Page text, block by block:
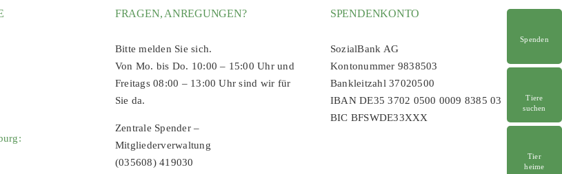
Spenden
Tiere
suchen
Tier
heime
FRAGEN, ANREGUNGEN?
Bitte melden Sie sich.
Von Mo. bis Do. 10:00 – 15:00 Uhr und
Freitags 08:00 – 13:00 Uhr sind wir für
Sie da.
Zentrale Spender –
Mitgliederverwaltung
(035608) 419030
SPENDENKONTO
SozialBank AG
Kontonummer 9838503
Bankleitzahl 37020500
IBAN DE35 3702 0500 0009 8385 03
BIC BFSWDE33XXX